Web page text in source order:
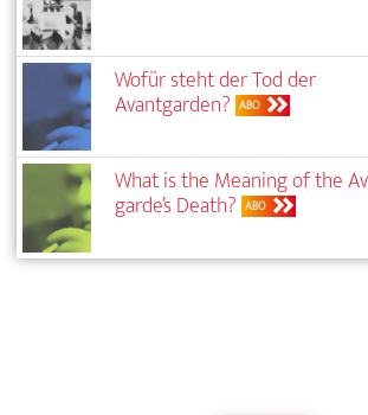
Wofür steht der Tod der
Avantgarden? ABO
What is the Meaning of the
garde’s Death? ABO